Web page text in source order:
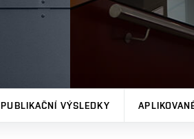
PUBLIKAČNÍ VÝSLEDKY